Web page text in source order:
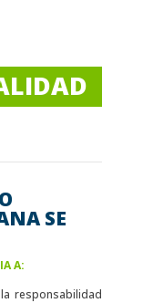
SE
A:
responsabilidad